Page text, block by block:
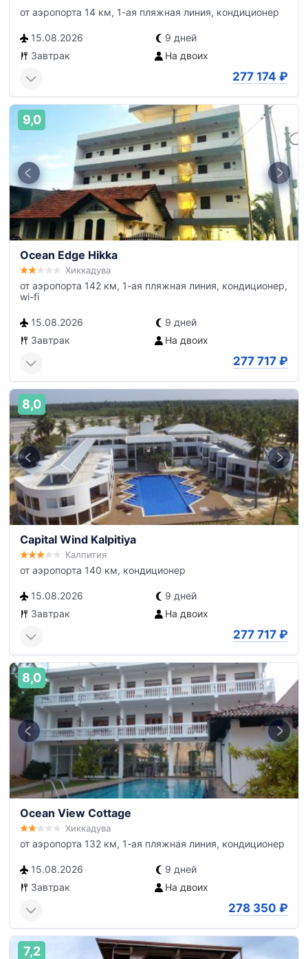
от аэропорта 14 км, 1-ая пляжная линия, кондиционер
15.08.2026
9 дней
Завтрак
На двоих
277 174 ₽
9,0
Ocean Edge Hikka
Хиккадува
от аэропорта 142 км, 1-ая пляжная линия, кондиционер,
wi-fi
15.08.2026
9 дней
Завтрак
На двоих
277 717 ₽
8,0
Capital Wind Kalpitiya
Калпития
от аэропорта 140 км, кондиционер
15.08.2026
9 дней
Завтрак
На двоих
277 717 ₽
8,0
Ocean View Cottage
Хиккадува
от аэропорта 132 км, 1-ая пляжная линия, кондиционер
15.08.2026
9 дней
Завтрак
На двоих
278 350 ₽
7,2